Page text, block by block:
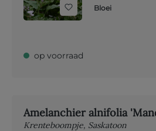
Bloei
op voorraad
Amelanchier alnifolia
Krenteboompje, Saskatoon